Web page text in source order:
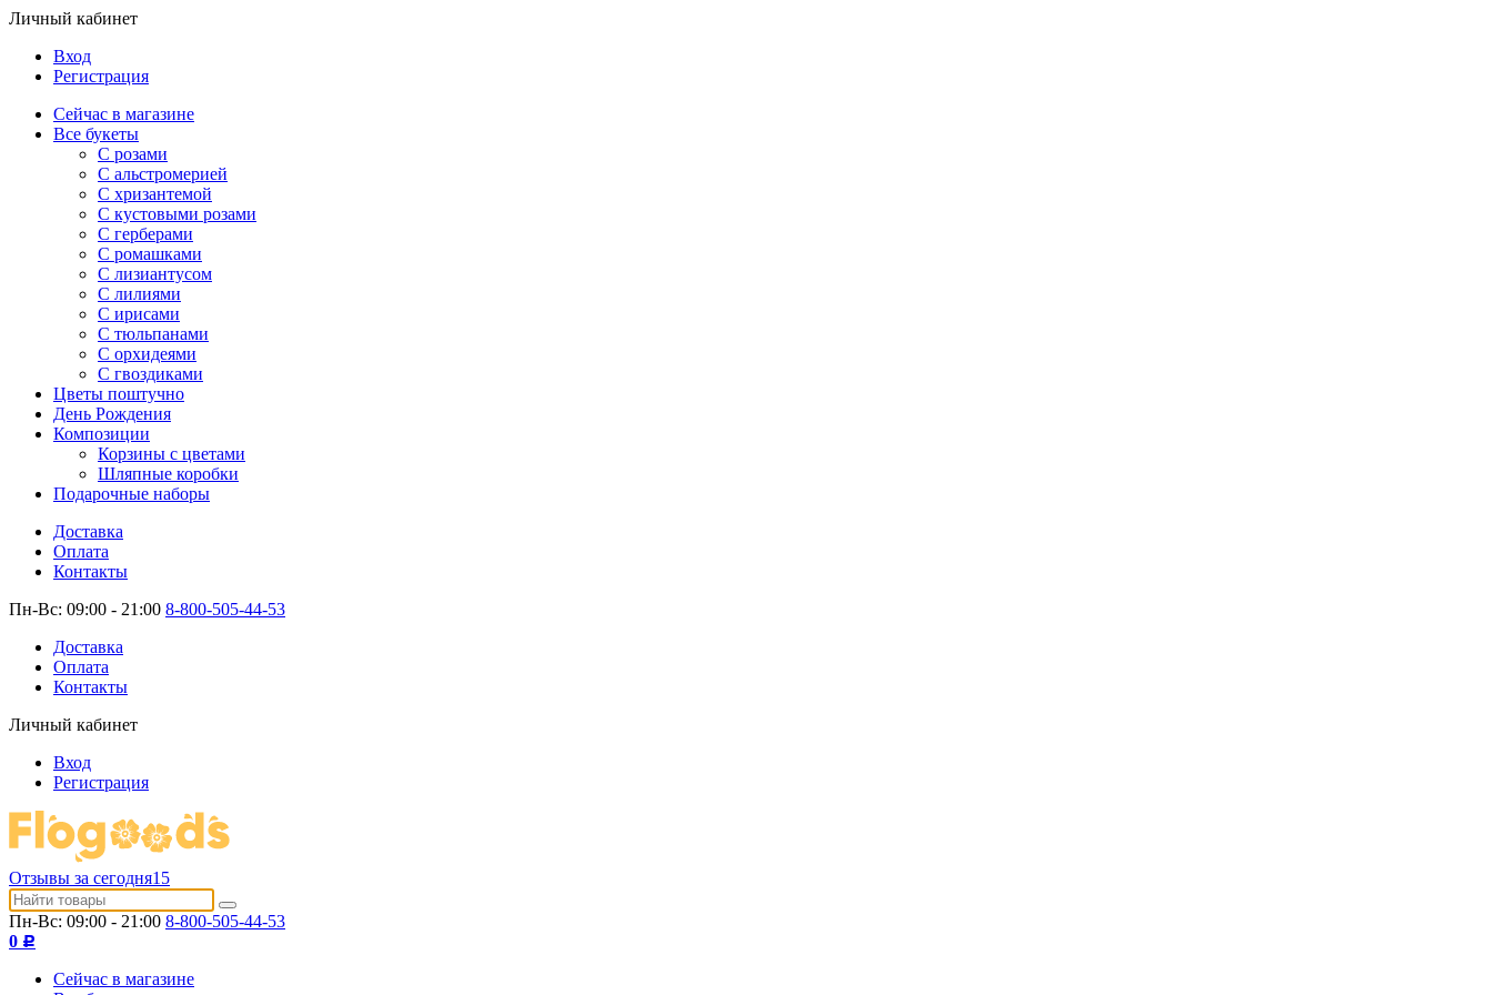
Личный кабинет
Вход
Регистрация
Сейчас в магазине
Все букеты
C розами
С альстромерией
С хризантемой
С кустовыми розами
С герберами
С ромашками
С лизиантусом
С лилиями
С ирисами
С тюльпанами
С орхидеями
С гвоздиками
Цветы поштучно
День Рождения
Композиции
Корзины с цветами
Шляпные коробки
Подарочные наборы
Доставка
Оплата
Контакты
Пн-Вс: 09:00 - 21:00 8-800-505-44-53
Доставка
Оплата
Контакты
Личный кабинет
Вход
Регистрация
Отзывы за сегодня15
Пн-Вс: 09:00 - 21:00 8-800-505-44-53
0 Р
Сейчас в магазине